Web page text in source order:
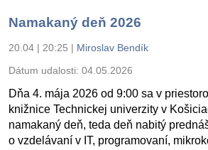
Namakaný deň 2026
20.04 | 20:25 | Miroslav Bendík
Dátum udalosti: 04.05.2026
Dňa 4. mája 2026 od 9:00 sa v
knižnice Technickej univerzity v
namakaný deň, teda deň nabitý
o vzdelávaní v IT, programovaní,